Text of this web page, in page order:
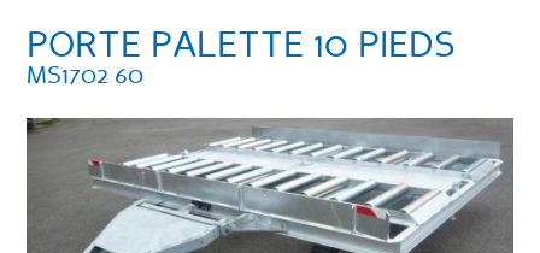
PORTE PALETTE 10 PIEDS
MS1702 60